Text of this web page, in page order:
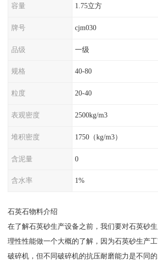
容量 1.75立方
牌号 cjm030
品级 一级
规格 40-80
粒度 20-40
表观密度 2500kg/m3
堆积密度 1750（kg/m3）
含泥量 0
含水率 1%
石英石物料介绍
在了解石英砂生产设备之前，我们要对石英砂
理性性能做一个大概的了解，因为石英砂生产
破碎机，但不同破碎机的抗压耐磨能力是不同